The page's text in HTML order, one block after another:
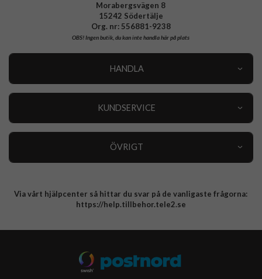
Morabergsvägen 8
15242 Södertälje
Org. nr: 556881-9238
OBS!Ingen butik, du kan inte handla här på plats
HANDLA
KUNDSERVICE
ÖVRIGT
Integritetspolicy
Via vårt hjälpcenter så hittar du svar på de vanligaste frågorna:
https://help.tillbehor.tele2.se